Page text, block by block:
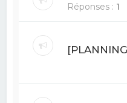
Réponses : 1